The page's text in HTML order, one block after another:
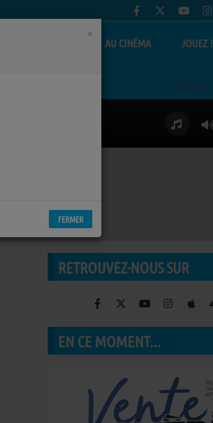
AU CINÉMA JOUEZ !
RETROUVEZ-NOUS SUR
EN CE MOMENT...
×
FERMER